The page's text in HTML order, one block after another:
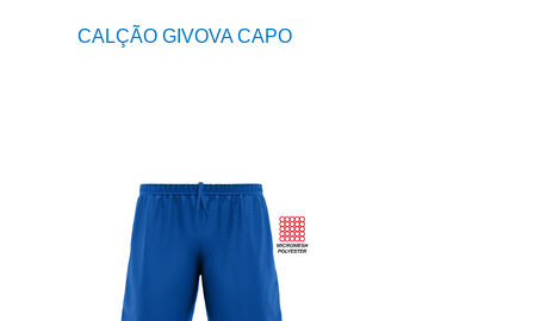
CALÇÃO GIVOVA CAPO